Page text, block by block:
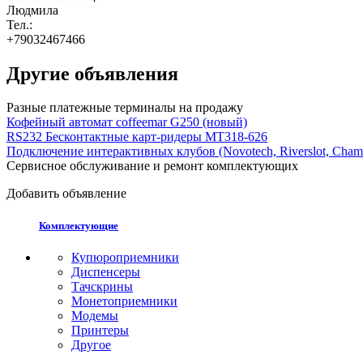
Людмила
Тел.:
+79032467466
Другие объявления
Разные платежные терминалы на продажу
Кофейный автомат coffeemar G250 (новый)
RS232 Бесконтактные карт-ридеры MT318-626
Подключение интерактивных клубов (Novotech, Riverslot,
Сервисное обслуживание и ремонт комплектующих
Добавить объявление
Комплектующие
Купюроприемники
Диспенсеры
Тачскрины
Монетоприемники
Модемы
Принтеры
Другое